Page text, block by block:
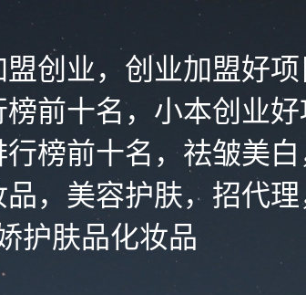
创业，创业加盟好
前十名，小本创业好
榜前十名，祛皱美
，美容护肤，招代
护肤品化妆品